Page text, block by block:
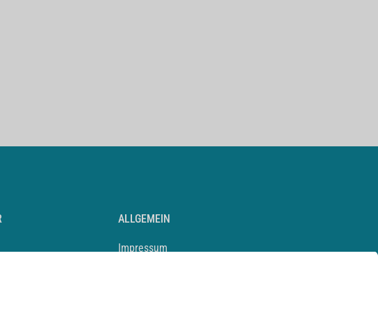
ALLGEMEIN
Impressum